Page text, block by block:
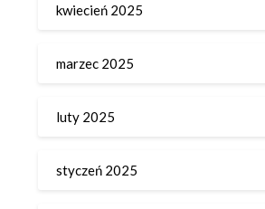
kwiecień 2025
marzec 2025
luty 2025
styczeń 2025